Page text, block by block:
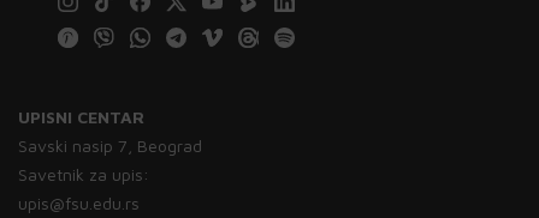
UPISNI CENTAR
Savski nasip 7, Beograd
Savetnik za upis:
upis@fsu.edu.rs